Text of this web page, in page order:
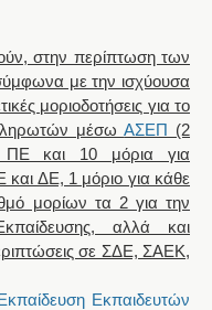
στην περίπτωση των
με την ισχύουσα
μοριοδοτήσεις για το
μέσωΑΣΕΠ (2
ΠΕ και 10 μόρια για
και ΔΕ, 1 μόριο για κάθε
μορίων τα 2 για την
αλλά και
σε ΣΔΕ, ΣΑΕΚ,
Εκπαιδευτών